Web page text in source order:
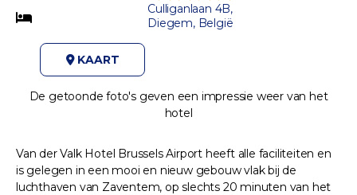
Culliganlaan 4B,
Diegem, België
KAART
De getoonde foto's geven een impressie weer van het
hotel
Van der Valk Hotel Brussels Airport heeft alle faciliteiten en
is gelegen in een mooi en nieuw gebouw vlak bij de
luchthaven van Zaventem, op slechts 20 minuten van het